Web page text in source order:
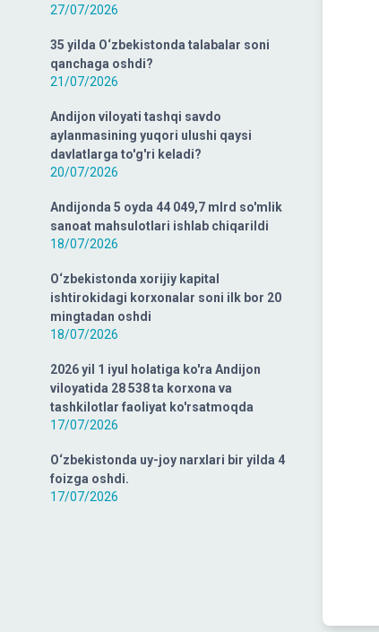
27/07/2026
35 yilda O‘zbekistonda talabalar soni
qanchaga oshdi?
21/07/2026
Andijon viloyati tashqi savdo
aylanmasining yuqori ulushi qaysi
davlatlarga to'g'ri keladi?
20/07/2026
Andijonda 5 oyda 44 049,7 mlrd so'mlik
sanoat mahsulotlari ishlab chiqarildi
18/07/2026
O‘zbekistonda xorijiy kapital
ishtirokidagi korxonalar soni ilk bor 20
mingtadan oshdi
18/07/2026
2026 yil 1 iyul holatiga ko'ra Andijon
viloyatida 28 538 ta korxona va
tashkilotlar faoliyat ko'rsatmoqda
17/07/2026
O‘zbekistonda uy-joy narxlari bir yilda 4
foizga oshdi.
17/07/2026